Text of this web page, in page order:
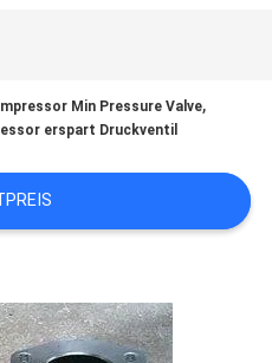
Min Pressure Valve,
erspart Druckventil